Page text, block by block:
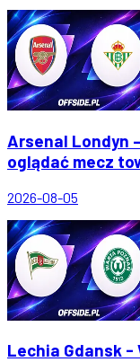
Arsenal Londyn
oglądać mecz
2026-08-05
Lechia Gdansk -